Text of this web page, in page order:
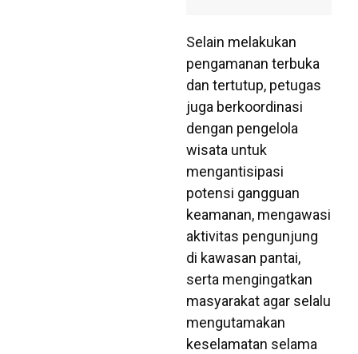
Selain melakukan
pengamanan terbuka
dan tertutup, petugas
juga berkoordinasi
dengan pengelola
wisata untuk
mengantisipasi
potensi gangguan
keamanan, mengawasi
aktivitas pengunjung
di kawasan pantai,
serta mengingatkan
masyarakat agar selalu
mengutamakan
keselamatan selama